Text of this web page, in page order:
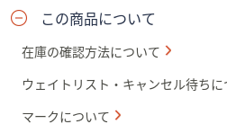
この商品について
在庫の確認方法について
ウェイトリスト・キャンセル待ちに
マークについて